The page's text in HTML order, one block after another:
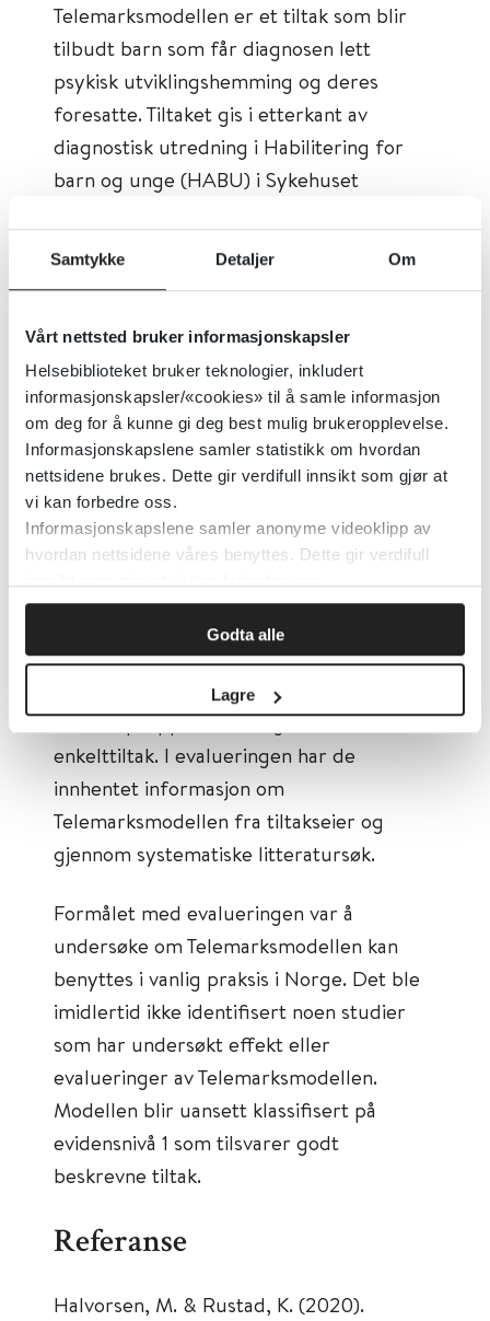
Samtykke Detaljer Om
Vårt nettsted bruker informasjonskapsler
Helsebiblioteket bruker teknologier, inkludert
informasjonskapsler/«cookies» til å samle informasjon
om deg for å kunne gi deg best mulig brukeropplevelse.
Informasjonskapslene samler statistikk om hvordan
nettsidene brukes. Dette gir verdifull innsikt som gjør at
vi kan forbedre oss.
Informasjonskapslene samler anonyme videoklipp av
hvordan nettsidene våres benyttes. Dette gir verdifull
Godta alle
Lagre
Telemarksmodellen er et tiltak som blir
tilbudt barn som får diagnosen lett
psykisk utviklingshemming og deres
foresatte. Tiltaket gis i etterkant av
diagnostisk utredning i Habilitering for
barn og unge (HABU) i Sykehuset
Kursrekken gis i separate grupper hvor
hvert sitt kursprogram. Tema i kursene er
knyttet til aktuelle livsfaser og omhandler
kropp, hygiene, fritid, vennskap,
pubertet, seksuell helse, arbeid og
hjelpestønader.
Evaluering
Telemarksmodellen har nylig blitt evaluert
av det vitenskapelige tidsskriftet Ungsinn.
Tidsskriftet gjør systematiske
kunnskapsoppsummeringer om
enkelttiltak. I evalueringen har de
innhentet informasjon om
Telemarksmodellen fra tiltakseier og
gjennom systematiske litteratursøk.
Formålet med evalueringen var å
undersøke om Telemarksmodellen kan
benyttes i vanlig praksis i Norge. Det ble
imidlertid ikke identifisert noen studier
som har undersøkt effekt eller
evalueringer av Telemarksmodellen.
Modellen blir uansett klassifisert på
evidensnivå 1 som tilsvarer godt
beskrevne tiltak.
Referanse
Halvorsen, M. & Rustad, K. (2020).